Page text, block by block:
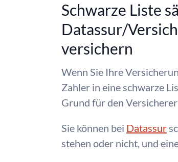
Schwarze Liste
Datassur/
versichern
Wenn Sie Ihre
Zahler in eine schwarze
Grund für den
Sie können bei Datassur
stehen oder nicht, und